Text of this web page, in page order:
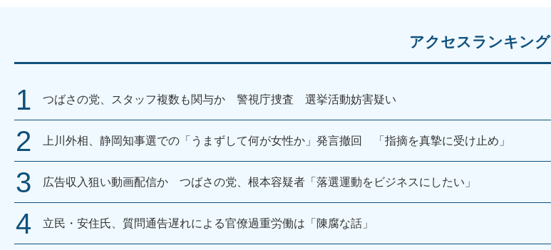
アクセスランキング
つばさの党、スタッフ複数も関与か 警視庁捜査 選挙活動妨害疑い
上川外相、静岡知事選での「うまずして何が女性か」発言撤回 「指摘を真摯に受け止め」
広告収入狙い動画配信か つばさの党、根本容疑者「落選運動をビジネスにしたい」
立民・安住氏、質問通告遅れによる官僚過重労働は「陳腐な話」